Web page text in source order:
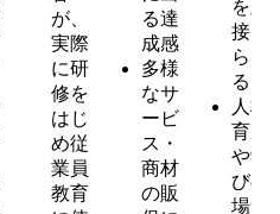
が、
実際
に研
修を
はじ
め従
業員
教育
る達
成感
多様
なサ
ービ
ス・
商材
の販
を直
接も
らえ
る
人材
育成
や学
びの
場づ